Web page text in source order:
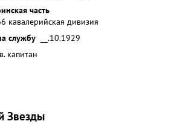
часть
кавалерийская дивизия
службу
__.10.1929
капитан
Звезды